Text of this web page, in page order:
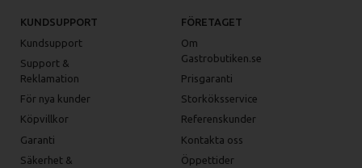
KUNDSUPPORT
Kundsupport
Support &
Reklamation
För nya kunder
Köpvillkor
Garanti
Säkerhet &
FÖRETAGET
Om
Gastrobutiken.se
Prisgaranti
Storköksservice
Referenskunder
Kontakta oss
Öppettider